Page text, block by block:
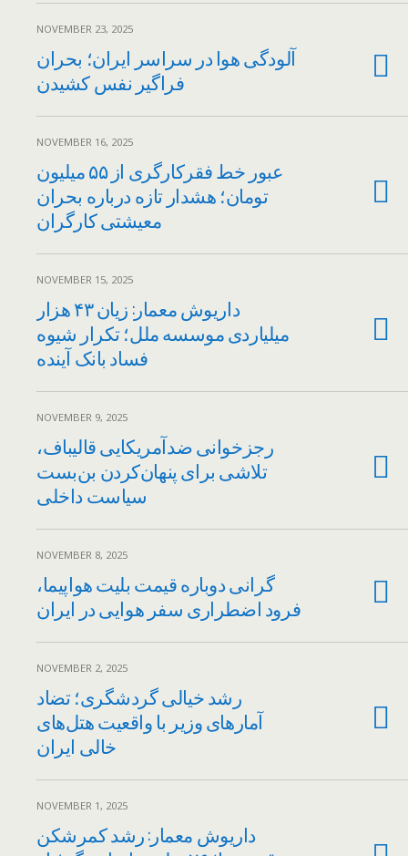
NOVEMBER 23, 2025
آلودگی هوا در سراسر ایران؛ بحران
فراگیر نفس کشیدن
NOVEMBER 16, 2025
عبور خط فقرکارگری از ۵۵ میلیون
تومان؛ هشدار تازه درباره بحران
معیشتی کارگران
NOVEMBER 15, 2025
داریوش معمار: زیان ۴۳ هزار
میلیاردی موسسه ملل؛ تکرار شیوه
فساد بانک آینده
NOVEMBER 9, 2025
رجزخوانی ضدآمریکایی قالیباف،
تلاشی برای پنهان‌کردن بن‌بست
سیاست داخلی
NOVEMBER 8, 2025
گرانی دوباره قیمت بلیت هواپیما،
فرود اضطراری سفر هوایی در ایران
NOVEMBER 2, 2025
رشد خیالی گردشگری؛ تضاد
آمارهای وزیر با واقعیت هتل‌های
خالی ایران
NOVEMBER 1, 2025
داریوش معمار: رشد کمرشکن